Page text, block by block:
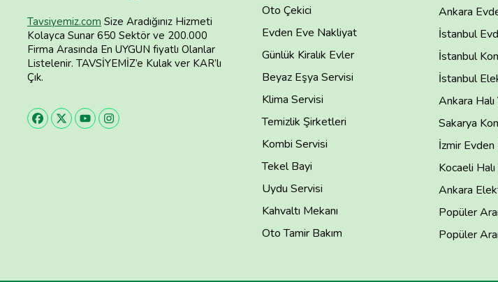
Tavsiyemiz.com Size Aradığınız Hizmeti
Kolayca Sunar 650 Sektör ve 200.000
Firma Arasında En UYGUN fiyatlı Olanlar
Listelenir. TAVSİYEMİZ’e Kulak ver KAR’lı
Çık.
Oto Çekici
Evden Eve Nakliyat
Günlük Kiralık Evler
Beyaz Eşya Servisi
Klima Servisi
Temizlik Şirketleri
Kombi Servisi
Tekel Bayi
Uydu Servisi
Kahvaltı Mekanı
Oto Tamir Bakım
Ankara
İstanbul
İstanbul
İstanbul
Ankara Halı
Sakarya
İzmir
Kocaeli Halı
Ankara
Popüler
Popüler